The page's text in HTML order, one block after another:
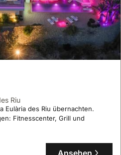
Riu
Eulària des Riu übernachten.
Fitnesscenter, Grill und
Ansehen